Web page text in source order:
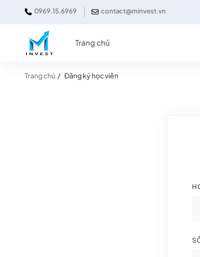
0969.15.6969 contact@minvest.vn
Trang chủ
Trang chủ Đăng ký học viên